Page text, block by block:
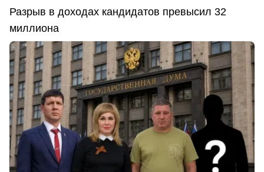
Разрыв в доходах кандидатов превысил 32
миллиона